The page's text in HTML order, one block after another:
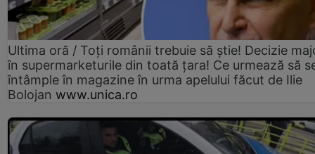
Ultima oră / Toți românii trebuie să știe! Decizie
în supermarketurile din toată țara! Ce urmează să
întâmple în magazine în urma apelului făcut de Ilie
Bolojan www.unica.ro